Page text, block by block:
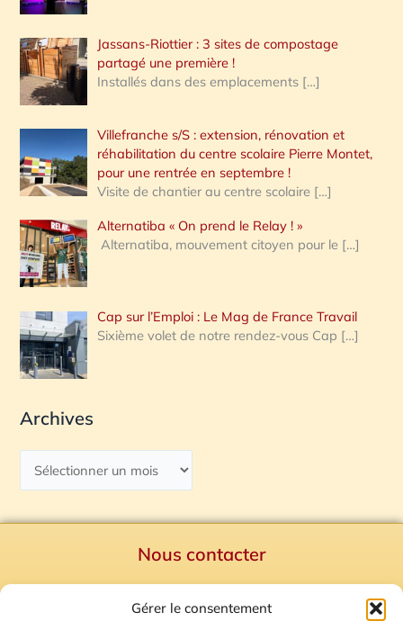
Gérer le consentement
Jassans-Riottier : 3 sites de compostage
partagé une première !
Installés dans des emplacements […]
Villefranche s/S : extension, rénovation et
réhabilitation du centre scolaire Pierre Montet,
pour une rentrée en septembre !
Visite de chantier au centre scolaire […]
Alternatiba « On prend le Relay ! »
Alternatiba, mouvement citoyen pour le […]
Cap sur l’Emploi : Le Mag de France Travail
Sixième volet de notre rendez-vous Cap […]
Archives
Nous contacter